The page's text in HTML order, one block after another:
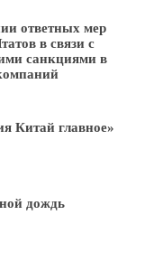
ответных мер
в связи с
санкциями в
Китай главное»
дождь